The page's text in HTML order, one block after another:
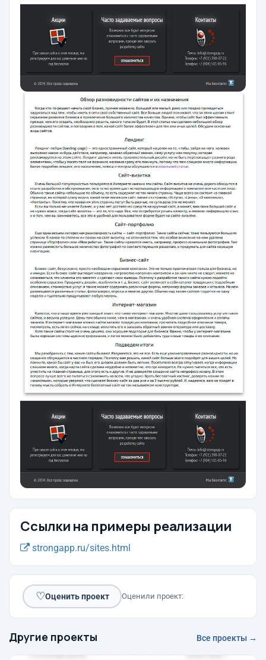
Ссылки на примеры реализации
strongapp.ru/sites.html
♡Оценить проект Оценили проект:
Другие проекты Все проекты →